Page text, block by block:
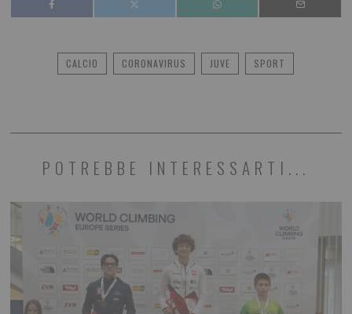
CALCIO CORONAVIRUS JUVE SPORT
POTREBBE INTERESSARTI...